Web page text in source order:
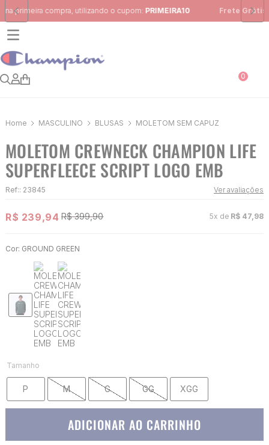
Frete Grátispara região Sudeste em pedidos acima de R$ 399,00
0
MASCULINO BLUSAS MOLETOM SEM CAPUZ
MOLETOM CREWNECK CHAMPION LIFE
SUPERFLEECE SCRIPT LOGO EMB
Ref:: 23845 Ver avaliações
R$ 239,94 R$ 399,90 5x de R$ 47 98
Cor: GROUND GREEN
Tamanho
P M G GG XGG
ADICIONAR AO CARRINHO